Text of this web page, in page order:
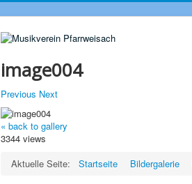
image004
Previous Next
« back to gallery
3344 views
Aktuelle Seite:
Startseite Bildergalerie